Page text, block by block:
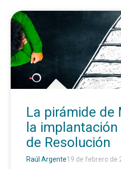
La pirámide de
la
de Resolución
Raúl Argente19 de febrero de